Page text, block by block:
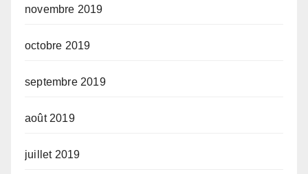
novembre 2019
octobre 2019
septembre 2019
août 2019
juillet 2019